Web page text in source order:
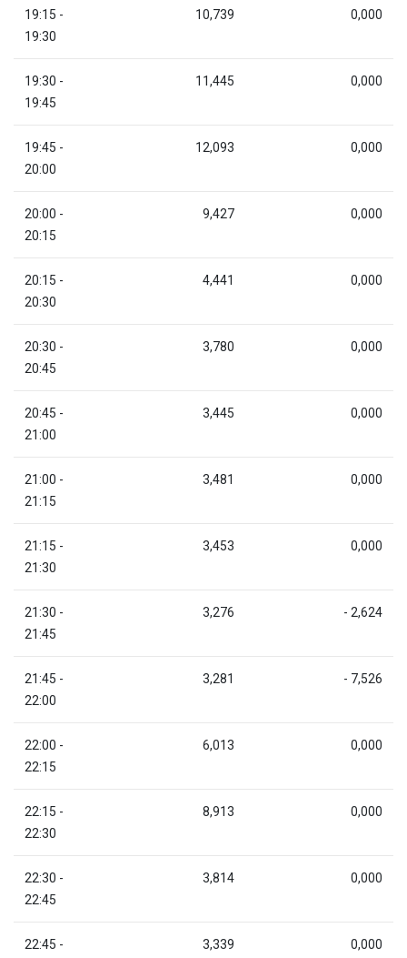
19:15 -
19:30
10,739 0,000
19:30 -
19:45
11,445 0,000
19:45 -
20:00
12,093 0,000
20:00 -
20:15
9,427 0,000
20:15 -
20:30
4,441 0,000
20:30 -
20:45
3,780 0,000
20:45 -
21:00
3,445 0,000
21:00 -
21:15
3,481 0,000
21:15 -
21:30
3,453 0,000
21:30 -
21:45
3,276 - 2,624
21:45 -
22:00
3,281 - 7,526
22:00 -
22:15
6,013 0,000
22:15 -
22:30
8,913 0,000
22:30 -
22:45
3,814 0,000
22:45 -
3,339 0,000